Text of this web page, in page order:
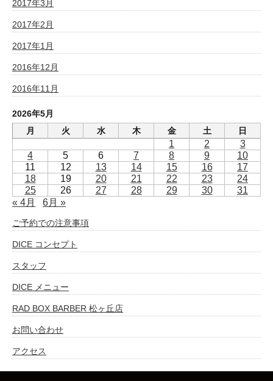
2017年3月
2017年2月
2017年1月
2016年12月
2016年11月
2026年5月
月
火 水 木 金 土 日
1 2
3
4
5 6 7 8 9
10
11
12 13 14 15 16
17
18
19 20 21 22 23
24
25
26 27 28 29 30
31
« 4月
6月 »
ご予約での注意事項
DICE コンセプト
スタッフ
DICE メニュー
RAD BOX BARBER 松ヶ丘店
お問い合わせ
アクセス